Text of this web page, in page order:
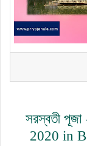
সরস্বতী
2020 in